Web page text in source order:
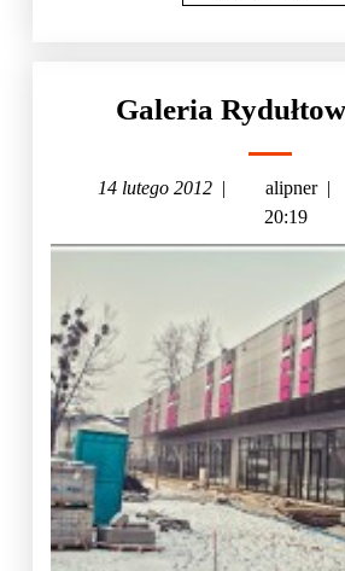
Galeria
14 lutego 2012 | alipner |
20:19